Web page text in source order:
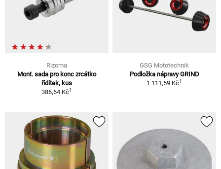
Rizoma
Mont. sada pro konc zrcátko
řídítek, kus
386,64 Kč1
GSG Mototechnik
Podložka nápravy GRIND
1 111,59 Kč1